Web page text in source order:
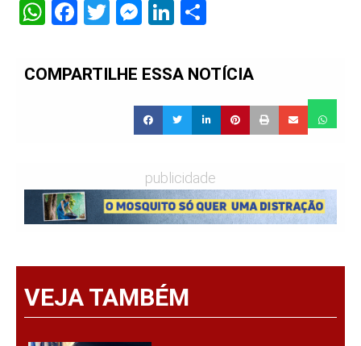
WhatsApp
Facebook
Twitter
Messenger
LinkedIn
COMPARTILHE ESSA NOTÍCIA
publicidade
VEJA TAMBÉM